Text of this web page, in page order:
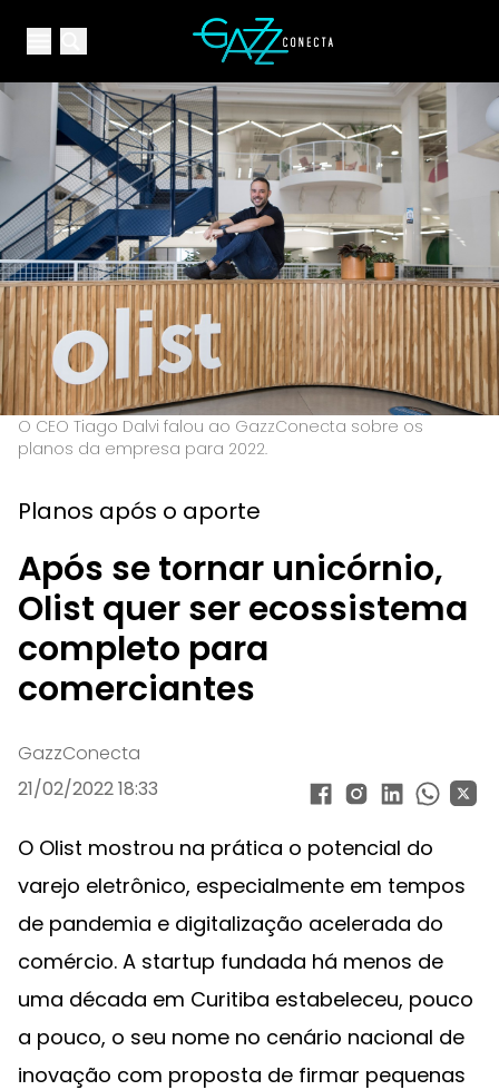
Open main menuYour Company
O CEO Tiago Dalvi falou ao GazzConecta sobre os
planos da empresa para 2022.
Planos após o aporte
Após se tornar unicórnio,
Olist quer ser ecossistema
completo para
comerciantes
GazzConecta
21/02/2022 18:33
O Olist mostrou na prática o potencial do
varejo eletrônico, especialmente em tempos
de pandemia e digitalização acelerada do
comércio. A startup fundada há menos de
uma década em Curitiba estabeleceu, pouco
a pouco, o seu nome no cenário nacional de
inovação com proposta de firmar pequenas